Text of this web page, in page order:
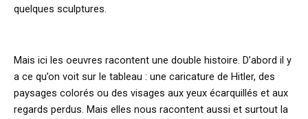
quelques sculptures.
Mais ici les oeuvres racontent une double histoire. D’abord il y
a ce qu’on voit sur le tableau : une caricature de Hitler, des
paysages colorés ou des visages aux yeux écarquillés et aux
regards perdus. Mais elles nous racontent aussi et surtout la